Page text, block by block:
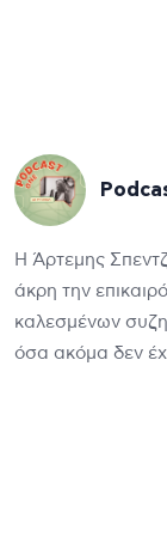
Η Άρτεμης
άκρη την
καλεσμένων
όσα ακόμα δεν